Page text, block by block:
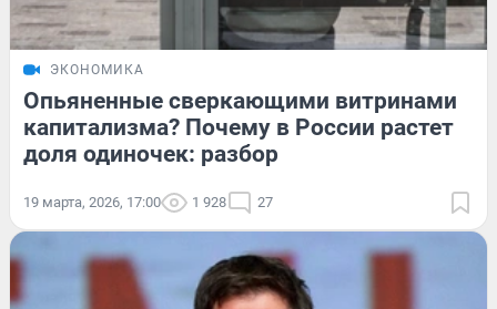
ЭКОНОМИКА
Опьяненные сверкающими витринами
капитализма? Почему в России растет
доля одиночек: разбор
19 марта, 2026, 17:00 1 928 27